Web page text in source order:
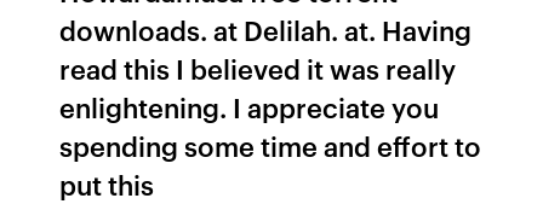
downloads. at Delilah. at. Having
read this I believed it was really
enlightening. I appreciate you
spending some time and effort to
put this